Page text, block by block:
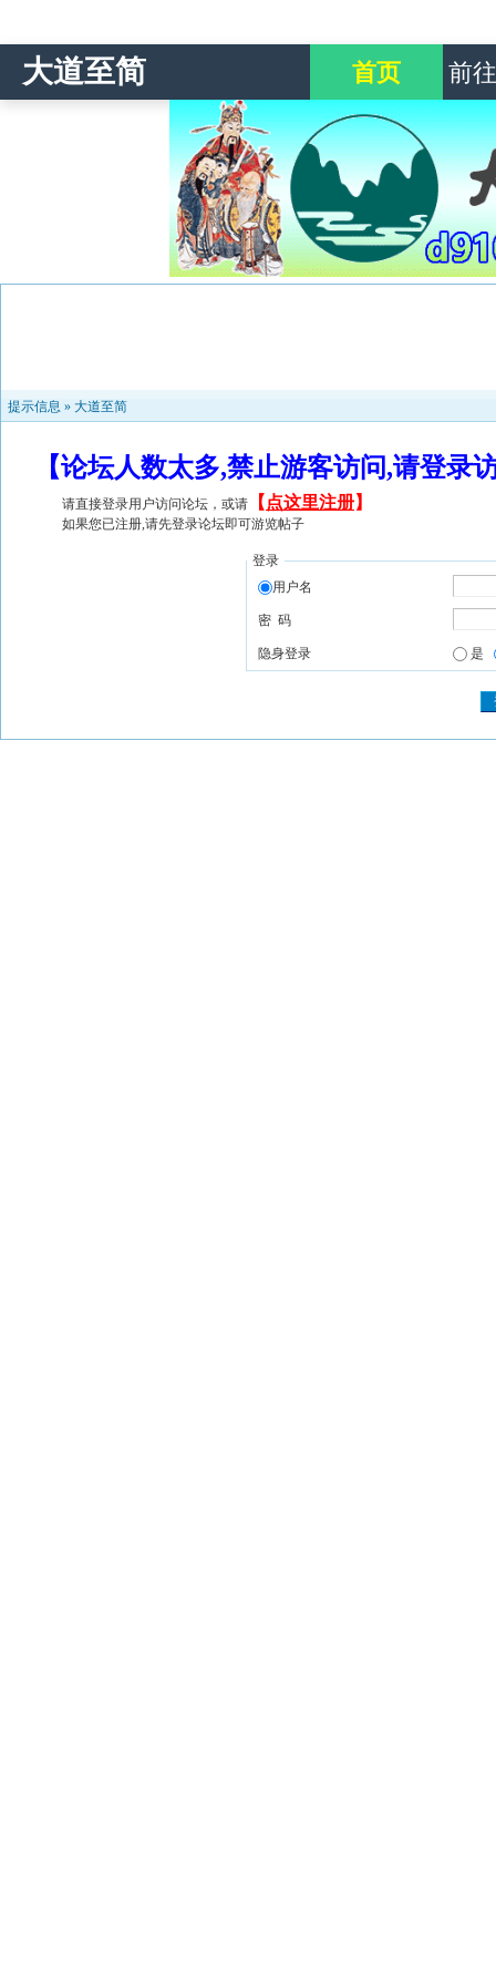
大道至简 首页 前
提示信息 » 大道至简
【论坛人数太多,禁止游客访问,请登
请直接登录用户访问论坛，或请 【 点这里注册】
如果您已注册,请先登录论坛即可游览帖子
登录
用户名
密 码
隐身登录 是